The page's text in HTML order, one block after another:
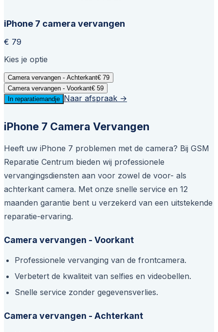
iPhone 7 camera vervangen
€ 79
Kies je optie
Camera vervangen - Achterkant€ 79
Camera vervangen - Voorkant€ 59
In reparatiemandje Naar afspraak →
iPhone 7 Camera Vervangen
Heeft uw iPhone 7 problemen met de camera? Bij GSM
Reparatie Centrum bieden wij professionele
vervangingsdiensten aan voor zowel de voor- als
achterkant camera. Met onze snelle service en 12
maanden garantie bent u verzekerd van een uitstekende
reparatie-ervaring.
Camera vervangen - Voorkant
Professionele vervanging van de frontcamera.
Verbetert de kwaliteit van selfies en videobellen.
Snelle service zonder gegevensverlies.
Camera vervangen - Achterkant